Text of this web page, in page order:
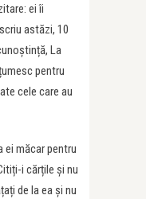
ei îi
astăzi, 10
La
pentru
cele care au
ei măcar pentru
i cărțile și nu
de la ea și nu